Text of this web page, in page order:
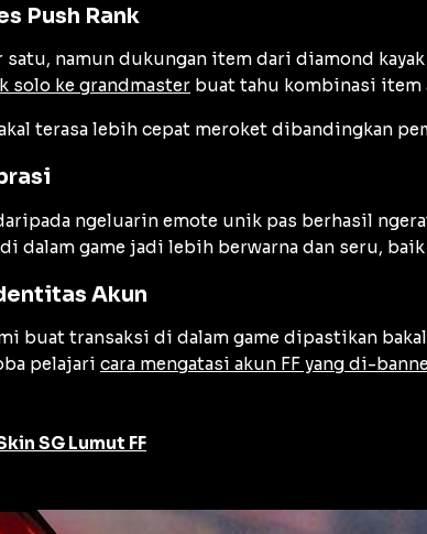
Push Rank
namun dukungan item dari diamond
solo ke grandmaster buat tahu kombinasi item
terasa lebih cepat meroket dibandingkan
ngeluarin emote unik pas berhasil
dalam game jadi lebih berwarna dan seru,
Akun
buat transaksi di dalam game dipastikan
pelajari cara mengatasi akun FF yang di-
SG Lumut FF